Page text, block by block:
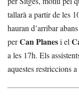
tallarà a partir de les
hauran d’arribar
perCan Planesi el
a les 17h. Els
aquestes restriccions